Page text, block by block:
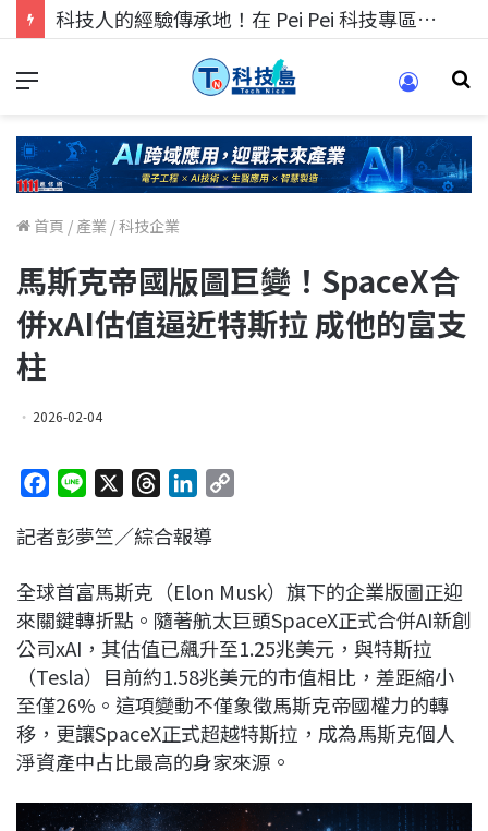
科技人的經驗傳承地！在 Pei Pei 科技專區，與學弟妹交流最硬核的技術
首頁 / 產業 /科技企業
馬斯克帝國版圖巨變！SpaceX合
併xAI估值逼近特斯拉 成他的富支
柱
2026-02-04
c
b
o
o
k
n
r
a
d
s
n
e
d
I
n
L
i
n
k
記者彭夢竺／綜合報導
全球首富馬斯克（Elon Musk）旗下的企業版圖正迎
來關鍵轉折點。隨著航太巨頭SpaceX正式合併AI新創
公司xAI，其估值已飆升至1.25兆美元，與特斯拉
（Tesla）目前約1.58兆美元的市值相比，差距縮小
至僅26%。這項變動不僅象徵馬斯克帝國權力的轉
移，更讓SpaceX正式超越特斯拉，成為馬斯克個人
淨資產中占比最高的身家來源。